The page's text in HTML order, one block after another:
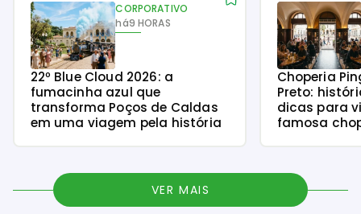
CORPORATIVO
há9 HORAS
22º Blue Cloud 2026: a
fumacinha azul que
transforma Poços de Caldas
em uma viagem pela história
Choperia
Preto:
dicas para
famosa
VER MAIS